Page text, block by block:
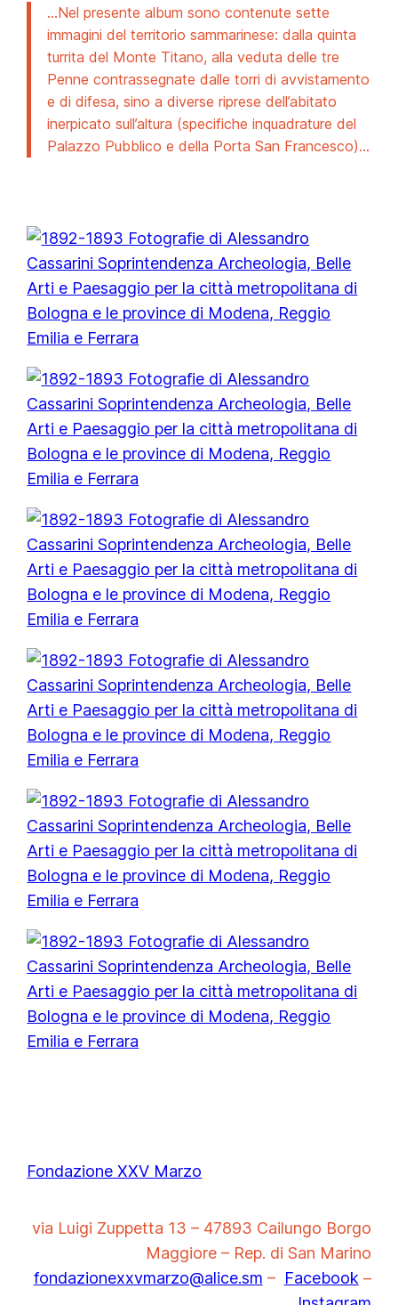
…Nel presente album sono contenute sette
immagini del territorio sammarinese: dalla quinta
turrita del Monte Titano, alla veduta delle tre
Penne contrassegnate dalle torri di avvistamento
e di difesa, sino a diverse riprese dell’abitato
inerpicato sull’altura (specifiche inquadrature del
Palazzo Pubblico e della Porta San Francesco)…
Fondazione XXV Marzo
via Luigi Zuppetta 13 – 47893 Cailungo Borgo
Maggiore – Rep. di San Marino
fondazionexxvmarzo@alice.sm – Facebook –